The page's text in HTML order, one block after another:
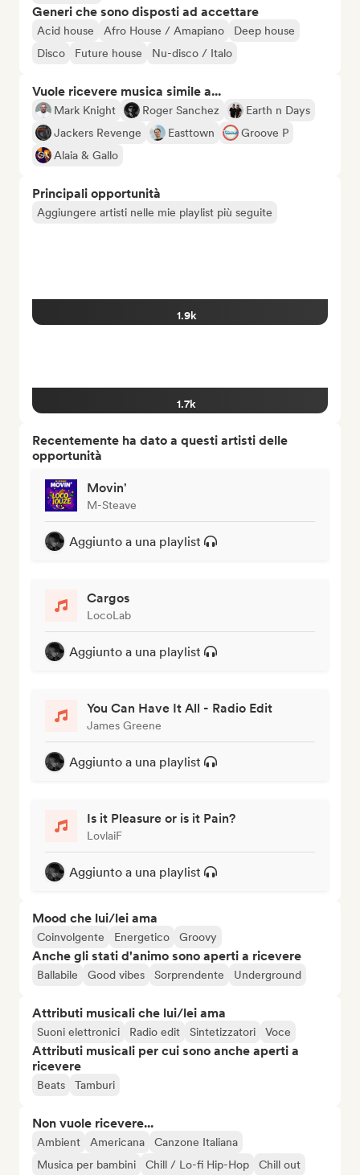
Generi che sono disposti ad accettare
Acid house Afro House / Amapiano
Deep house
Disco
Future house Nu-disco / Italo
Vuole ricevere musica simile a...
Mark Knight Roger Sanchez
Earth n Days
Jackers Revenge
Easttown
Groove P
Alaia & Gallo
Principali opportunità
Aggiungere artisti nelle mie playlist più seguite
1.9k
1.7k
Recentemente ha dato a questi artisti delle
opportunità
Movin'
M-Steave
Aggiunto a una playlist
Cargos
LocoLab
Aggiunto a una playlist
You Can Have It All - Radio Edit
James Greene
Aggiunto a una playlist
Is it Pleasure or is it Pain?
LovlaiF
Aggiunto a una playlist
Mood che lui/lei ama
Coinvolgente Energetico Groovy
Anche gli stati d'animo sono aperti a ricevere
Ballabile Good vibes Sorprendente Underground
Attributi musicali che lui/lei ama
Suoni elettronici Radio edit Sintetizzatori Voce
Attributi musicali per cui sono anche aperti a
ricevere
Beats Tamburi
Non vuole ricevere...
Ambient Americana
Canzone Italiana
Musica per bambini
Chill / Lo-fi Hip-Hop Chill out